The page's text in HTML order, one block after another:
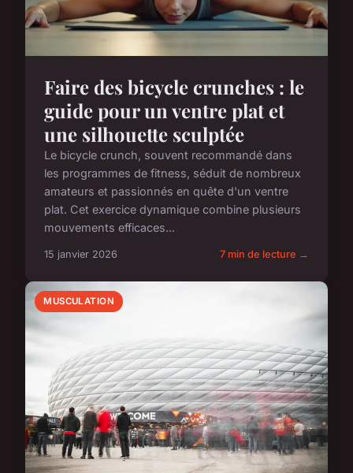
Faire des bicycle crunches : le
guide pour un ventre plat et
une silhouette sculptée
Le bicycle crunch, souvent recommandé dans
les programmes de fitness, séduit de nombreux
amateurs et passionnés en quête d'un ventre
plat. Cet exercice dynamique combine plusieurs
mouvements efficaces...
15 janvier 2026 7 min de lecture →
MUSCULATION